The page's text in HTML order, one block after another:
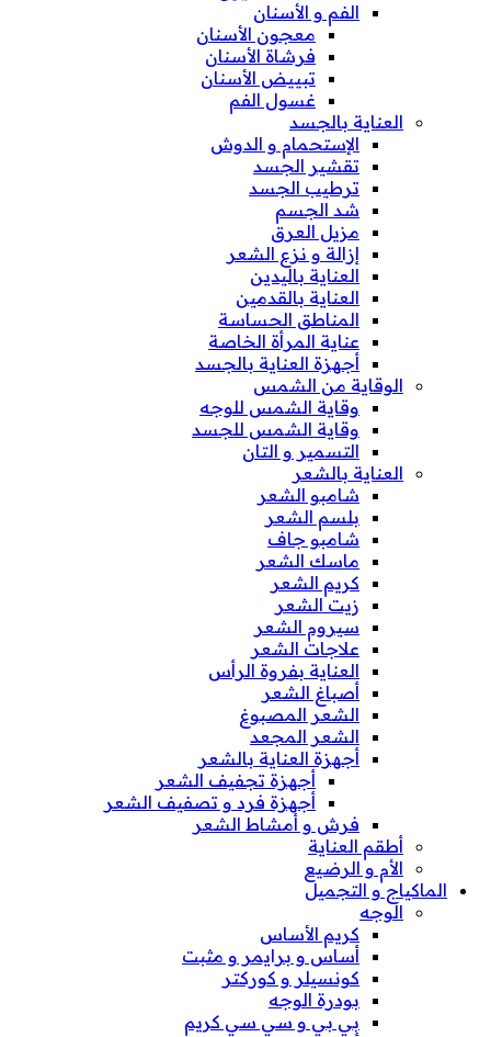
الفم و الأسنان
معجون الأسنان
فرشاة الأسنان
تبييض الأسنان
غسول الفم
العناية بالجسد
الإستحمام و الدوش
تقشير الجسد
ترطيب الجسد
شد الجسم
مزيل العرق
إزالة و نزع الشعر
العناية باليدين
العناية بالقدمين
المناطق الحساسة
عناية المرأة الخاصة
أجهزة العناية بالجسد
الوقاية من الشمس
وقاية الشمس للوجه
وقاية الشمس للجسد
التسمير و التان
العناية بالشعر
شامبو الشعر
بلسم الشعر
شامبو جاف
ماسك الشعر
كريم الشعر
زيت الشعر
سيروم الشعر
علاجات الشعر
العناية بفروة الرأس
أصباغ الشعر
الشعر المصبوغ
الشعر المجعد
أجهزة العناية بالشعر
أجهزة تجفيف الشعر
أجهزة فرد و تصفيف الشعر
فرش و أمشاط الشعر
أطقم العناية
الأم و الرضيع
الماكياج و التجميل
الوجه
كريم الأساس
أساس و برايمر و مثبت
كونسيلر و كوركتر
بودرة الوجه
بي بي و سي سي كريم